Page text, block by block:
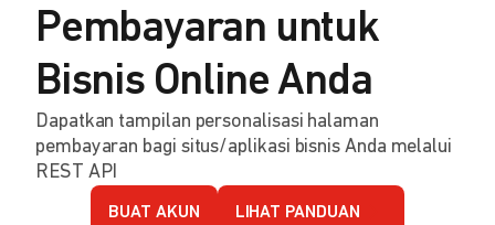
Pembayaran untuk
Bisnis Online Anda
Dapatkan tampilan personalisasi halaman
pembayaran bagi situs/aplikasi bisnis Anda melalui
REST API
BUAT AKUN LIHAT PANDUAN